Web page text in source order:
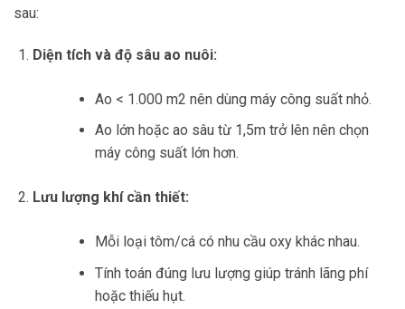
sau:
Diện tích và độ sâu ao nuôi:
Ao < 1.000 m2 nên dùng máy công suất nhỏ.
Ao lớn hoặc ao sâu từ 1,5m trở lên nên chọn
máy công suất lớn hơn.
Lưu lượng khí cần thiết:
Mỗi loại tôm/cá có nhu cầu oxy khác nhau.
Tính toán đúng lưu lượng giúp tránh lãng phí
hoặc thiếu hụt.